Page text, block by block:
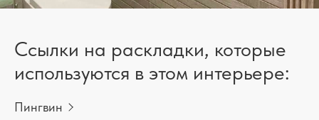
Ссылки на раскладки, которые
используются в этом интерьере:
Пингвин